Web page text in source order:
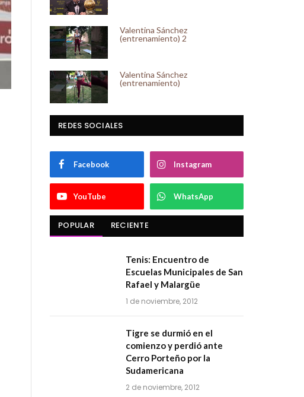
Valentina Sánchez
(entrenamiento) 2
Valentina Sánchez
(entrenamiento)
REDES SOCIALES
Facebook Instagram
YouTube WhatsApp
POPULAR RECIENTE
Tenis: Encuentro de
Escuelas Municipales de San
Rafael y Malargüe
1 de noviembre, 2012
Tigre se durmió en el
comienzo y perdió ante
Cerro Porteño por la
Sudamericana
2 de noviembre, 2012